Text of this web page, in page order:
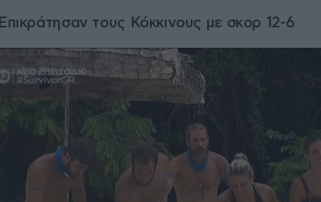
Επικράτησαν τους Κόκκινους με σκορ 12-6